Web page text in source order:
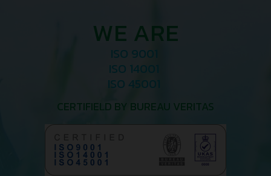
WE ARE
ISO 9001
ISO 14001
ISO 45001
CERTIFIELD BY BUREAU VERITAS